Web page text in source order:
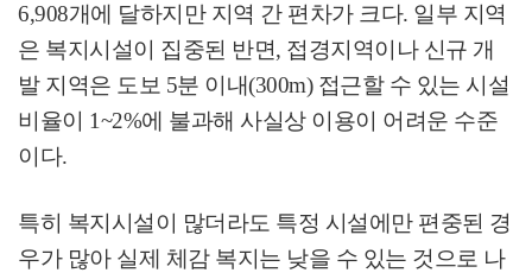
6,908개에 달하지만 지역 간 편차가 크다. 일부 지역
은 복지시설이 집중된 반면, 접경지역이나 신규 개
발 지역은 도보 5분 이내(300m) 접근할 수 있는 시설
비율이 1~2%에 불과해 사실상 이용이 어려운 수준
이다.
특히 복지시설이 많더라도 특정 시설에만 편중된 경
우가 많아 실제 체감 복지는 낮을 수 있는 것으로 나